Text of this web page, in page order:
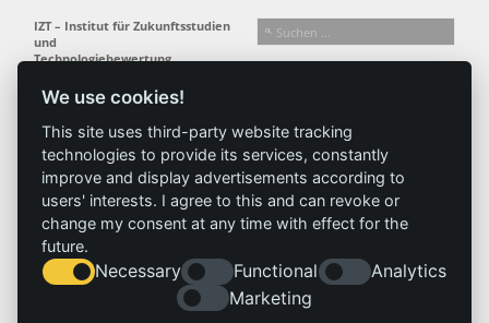
We use cookies!
This site uses third-party website tracking
technologies to provide its services, constantly
improve and display advertisements according to
users' interests. I agree to this and can revoke or
change my consent at any time with effect for the
future.
Necessary Functional
Analytics
Marketing
IZT – Institut für Zukunftsstudien
und
Technologiebewertung
Busseallee 1 · 14163 Berlin
info@izt.de| www.izt.de
Institut
Profil
Team
Gremien
Forschung
Forschungsfelder
Referenz
Ergebnisse
Projekte
Aktuelles
News